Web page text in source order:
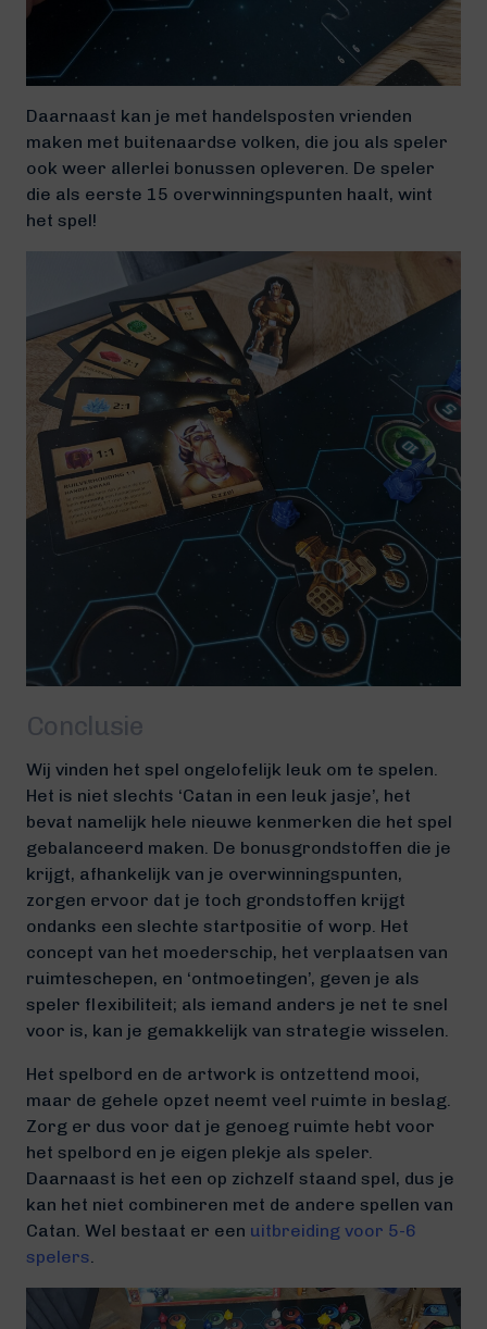
Daarnaast kan je met handelsposten vrienden
maken met buitenaardse volken, die jou als speler
ook weer allerlei bonussen opleveren. De speler
die als eerste 15 overwinningspunten haalt, wint
het spel!
Conclusie
Wij vinden het spel ongelofelijk leuk om te spelen.
Het is niet slechts ‘Catan in een leuk jasje’, het
bevat namelijk hele nieuwe kenmerken die het spel
gebalanceerd maken. De bonusgrondstoffen die je
krijgt, afhankelijk van je overwinningspunten,
zorgen ervoor dat je toch grondstoffen krijgt
ondanks een slechte startpositie of worp. Het
concept van het moederschip, het verplaatsen van
ruimteschepen, en ‘ontmoetingen’, geven je als
speler flexibiliteit; als iemand anders je net te snel
voor is, kan je gemakkelijk van strategie wisselen.
Het spelbord en de artwork is ontzettend mooi,
maar de gehele opzet neemt veel ruimte in beslag.
Zorg er dus voor dat je genoeg ruimte hebt voor
het spelbord en je eigen plekje als speler.
Daarnaast is het een op zichzelf staand spel, dus je
kan het niet combineren met de andere spellen van
Catan. Wel bestaat er een uitbreiding voor 5-6
spelers.